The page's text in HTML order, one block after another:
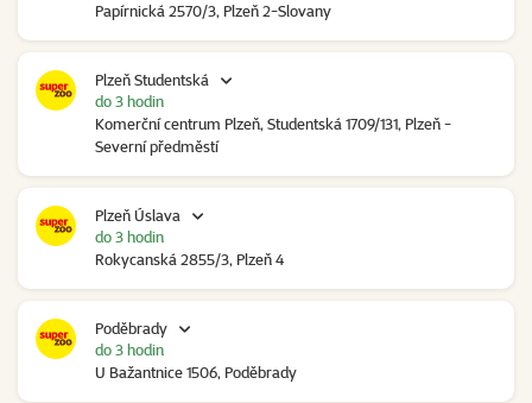
Papírnická 2570/3, Plzeň 2-Slovany
Plzeň Studentská
Komerční centrum Plzeň, Studentská 1709/131, Plzeň -
Severní předměstí
do 3 hodin
Plzeň Úslava
Rokycanská 2855/3, Plzeň 4
do 3 hodin
Poděbrady
U Bažantnice 1506, Poděbrady
do 3 hodin